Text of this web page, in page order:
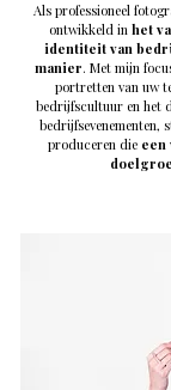
Als professioneel
ontwikkeld in het
identiteit van
manier. Met mijn
portretten van uw
bedrijfscultuur en het
bedrijfsevenementen,
produceren die een